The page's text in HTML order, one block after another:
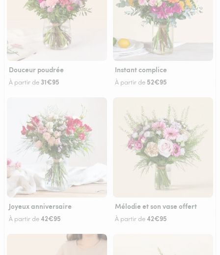
Douceur poudrée
À partir de 31€95
Instant complice
À partir de 52€95
Joyeux anniversaire
À partir de42€95
Mélodie et son vase offert
À partir de42€95